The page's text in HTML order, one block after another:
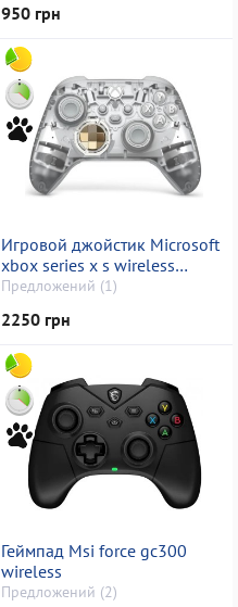
950 грн
Игровой джойстик Microsoft
xbox series x s wireless
controller specials edition
Предложений (1)
2250 грн
Геймпад Msi force gc300
wireless
Предложений (2)